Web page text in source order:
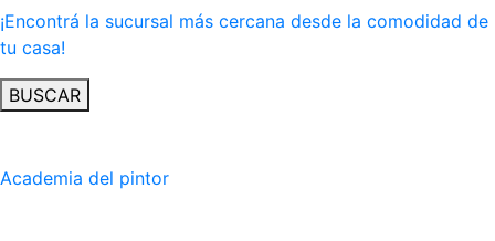
¡Encontrá la sucursal más cercana desde la comodidad de
tu casa!
BUSCAR
Academia del pintor